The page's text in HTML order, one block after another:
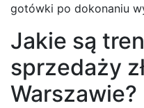
gotówki po dokonaniu
Jakie są
sprzedaży
Warszawie?